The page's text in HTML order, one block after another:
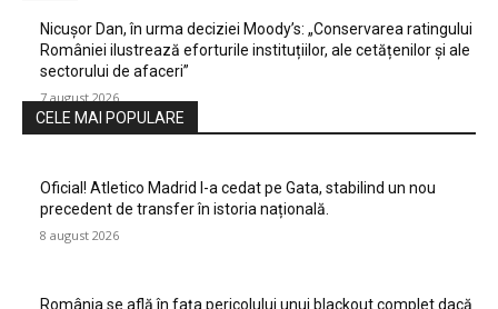
Nicușor Dan, în urma deciziei Moody’s: „Conservarea ratingului
României ilustrează eforturile instituțiilor, ale cetățenilor și ale
sectorului de afaceri”
7 august 2026
CELE MAI POPULARE
Oficial! Atletico Madrid l-a cedat pe Gata, stabilind un nou
precedent de transfer în istoria națională.
8 august 2026
România se află în fața pericolului unui blackout complet dacă